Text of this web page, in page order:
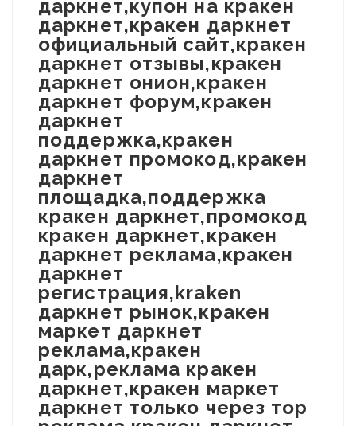
даркнет,купон на кракен
даркнет,кракен даркнет
официальный сайт,кракен
даркнет отзывы,кракен
даркнет онион,кракен
даркнет форум,кракен
даркнет
поддержка,кракен
даркнет промокод,кракен
даркнет
площадка,поддержка
кракен даркнет,промокод
кракен даркнет,кракен
даркнет реклама,кракен
даркнет
регистрация,kraken
даркнет рынок,кракен
маркет даркнет
реклама,кракен
дарк,реклама кракен
даркнет,кракен маркет
даркнет только через тор